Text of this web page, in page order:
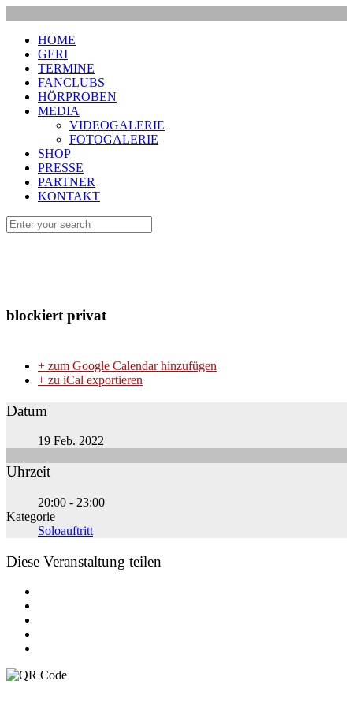
HOME
GERI
TERMINE
FANCLUBS
HÖRPROBEN
MEDIA
VIDEOGALERIE
FOTOGALERIE
SHOP
PRESSE
PARTNER
KONTAKT
blockiert privat
+ zum Google Calendar hinzufügen
+ zu iCal exportieren
Datum
19 Feb. 2022
Uhrzeit
20:00 - 23:00
Kategorie
Soloauftritt
Diese Veranstaltung teilen